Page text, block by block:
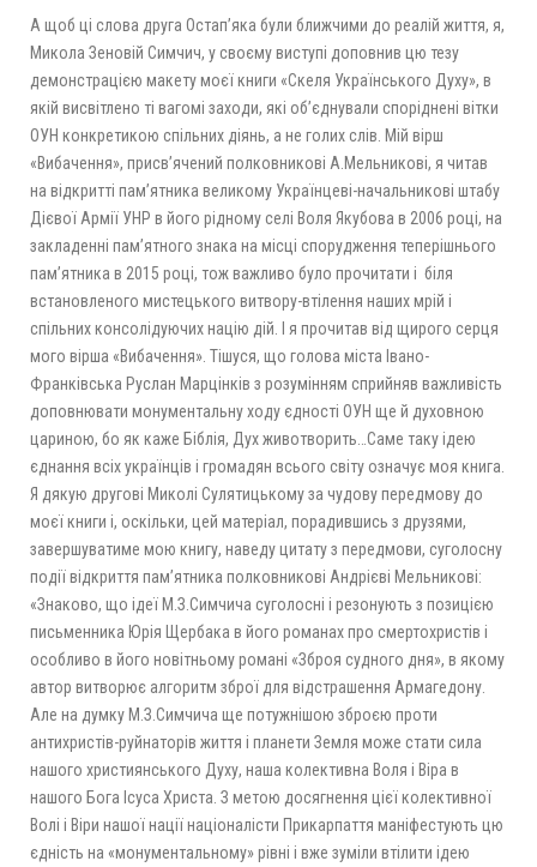
А щоб ці слова друга Остап’яка були ближчими до реалій життя, я,
Микола Зеновій Симчич, у своєму виступі доповнив цю тезу
демонстрацією макету моєї книги «Скеля Українського Духу», в
якій висвітлено ті вагомі заходи, які об’єднували споріднені вітки
ОУН конкретикою спільних діянь, а не голих слів. Мій вірш
«Вибачення», присв’ячений полковникові А.Мельникові, я читав
на відкритті пам’ятника великому Українцеві-начальникові штабу
Дієвої Армії УНР в його рідному селі Воля Якубова в 2006 році, на
закладенні пам’ятного знака на місці спорудження теперішнього
пам’ятника в 2015 році, тож важливо було прочитати і біля
встановленого мистецького витвору-втілення наших мрій і
спільних консолідуючих націю дій. І я прочитав від щирого серця
мого вірша «Вибачення». Тішуся, що голова міста Івано-
Франківська Руслан Марцінків з розумінням сприйняв важливість
доповнювати монументальну ходу єдності ОУН ще й духовною
цариною, бо як каже Біблія, Дух животворить…Саме таку ідею
єднання всіх українців і громадян всього світу означує моя книга.
Я дякую другові Миколі Сулятицькому за чудову передмову до
моєї книги і, оскільки, цей матеріал, порадившись з друзями,
завершуватиме мою книгу, наведу цитату з передмови, суголосну
події відкриття пам’ятника полковникові Андрієві Мельникові:
«Знаково, що ідеї М.З.Симчича суголосні і резонують з позицією
письменника Юрія Щербака в його романах про смертохристів і
особливо в його новітньому романі «Зброя судного дня», в якому
автор витворює алгоритм зброї для відстрашення Армагедону.
Але на думку М.З.Симчича ще потужнішою зброєю проти
антихристів-руйнаторів життя і планети Земля може стати сила
нашого християнського Духу, наша колективна Воля і Віра в
нашого Бога Ісуса Христа. З метою досягнення цієї колективної
Волі і Віри нашої нації націоналісти Прикарпаття маніфестують цю
єдність на «монументальному» рівні і вже зуміли втілити ідею